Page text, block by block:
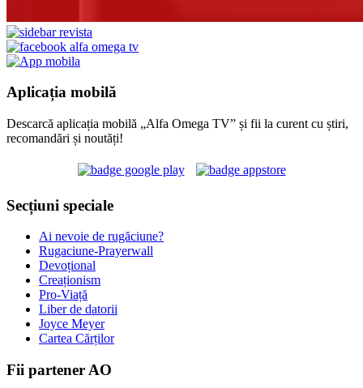
Aplicația mobilă
Descarcă aplicația mobilă „Alfa Omega TV” și fii la curent cu știri,
recomandări și noutăți!
Secțiuni speciale
Ai nevoie de rugăciune?
Rugaciune-Prayerwall
Devoțional
Creaționism
Pro-Viață
Liber de datorii
Joyce Meyer
Cartea Cărților
Fii partener AO